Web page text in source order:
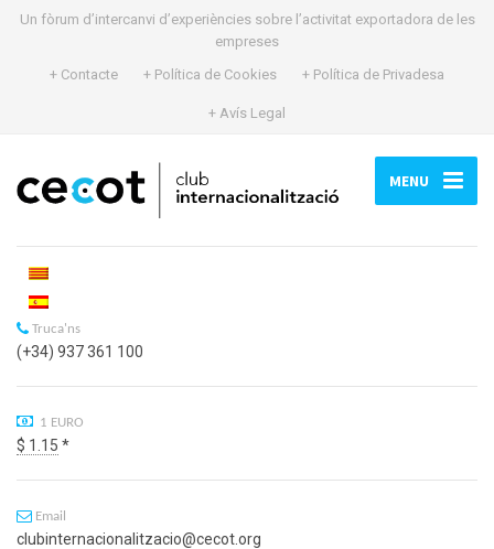
Un fòrum d’intercanvi d’experiències sobre l’activitat exportadora de les
empreses
+ Contacte
+ Política de Cookies + Política de Privadesa
+ Avís Legal
MENU
Truca'ns
(+34) 937 361 100
1 EURO
$ 1.15 *
Email
clubinternacionalitzacio@cecot.org